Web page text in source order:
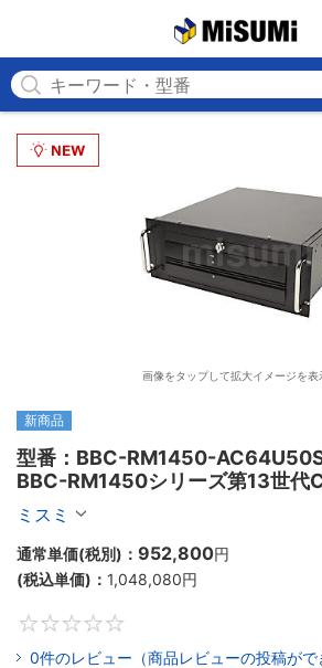
画像をタップして拡大イメージを表
新商品
型番：BBC-RM1450-
BBC-RM1450シリーズ第13世代
Celeron対応ラックマウント4PCIe
ミスミ
通常単価(税別)： 952,800円
(税込単価)： 1,048,080円
0件のレビュー（商品レビューの投稿がで